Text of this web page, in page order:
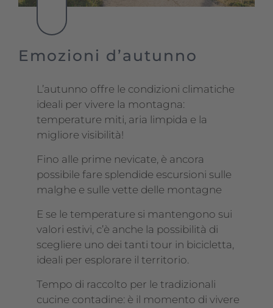
Emozioni d’autunno
L’autunno offre le condizioni climatiche
ideali per vivere la montagna:
temperature miti, aria limpida e la
migliore visibilità!
Fino alle prime nevicate, è ancora
possibile fare splendide escursioni sulle
malghe e sulle vette delle montagne
E se le temperature si mantengono sui
valori estivi, c’è anche la possibilità di
scegliere uno dei tanti tour in bicicletta,
ideali per esplorare il territorio.
Tempo di raccolto per le tradizionali
cucine contadine: è il momento di vivere